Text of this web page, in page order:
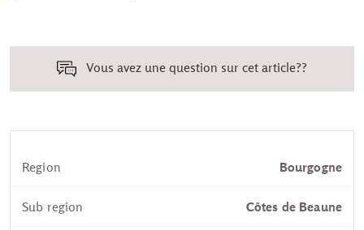
Vous avez une question sur cet article??
Region Bourgogne
Sub region Côtes de Beaune